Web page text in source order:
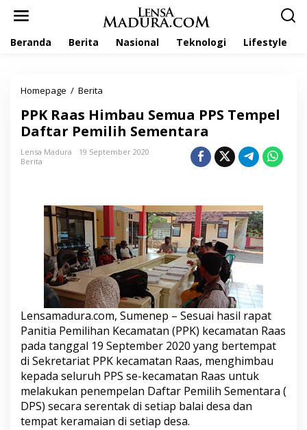
Beranda Berita Nasional Teknologi Lifestyle
Homepage / Berita
K
R
a
a
b
u
S
e
m
u
a
P
S
T
e
m
p
e
l
D
PPK Raas Himbau Semua PPS Tempel
Daftar Pemilih Sementara
Lensa Madura
19 September 2020
Berita
Lensamadura.com, Sumenep – Sesuai hasil rapat
Panitia Pemilihan Kecamatan (PPK) kecamatan Raas
pada tanggal 19 September 2020 yang bertempat
di Sekretariat PPK kecamatan Raas, menghimbau
kepada seluruh PPS se-kecamatan Raas untuk
melakukan penempelan Daftar Pemilih Sementara (
DPS) secara serentak di setiap balai desa dan
tempat keramaian di setiap desa.